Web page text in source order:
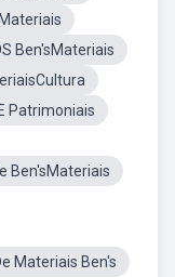
Ben'sMateriais
Patrimoniais
Ben'sMateriais
Materiais Ben's